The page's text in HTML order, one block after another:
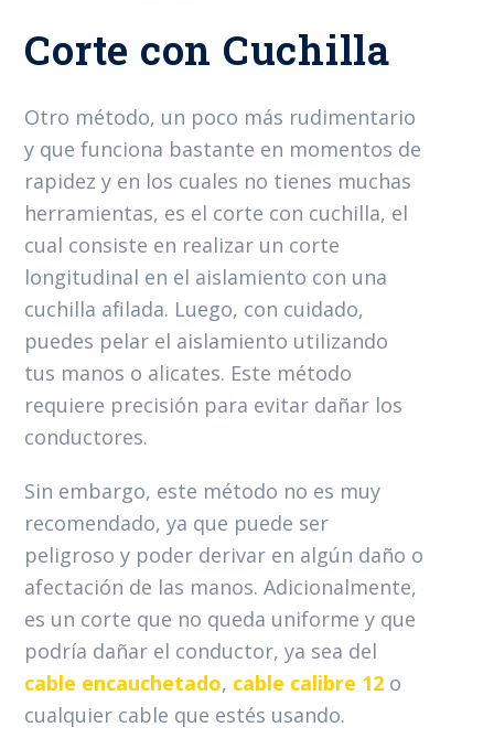
Corte con Cuchilla
Otro método, un poco más rudimentario
y que funciona bastante en momentos de
rapidez y en los cuales no tienes muchas
herramientas, es el corte con cuchilla, el
cual consiste en realizar un corte
longitudinal en el aislamiento con una
cuchilla afilada. Luego, con cuidado,
puedes pelar el aislamiento utilizando
tus manos o alicates. Este método
requiere precisión para evitar dañar los
conductores.
Sin embargo, este método no es muy
recomendado, ya que puede ser
peligroso y poder derivar en algún daño o
afectación de las manos. Adicionalmente,
es un corte que no queda uniforme y que
podría dañar el conductor, ya sea del
cable encauchetado, cable calibre 12 o
cualquier cable que estés usando.